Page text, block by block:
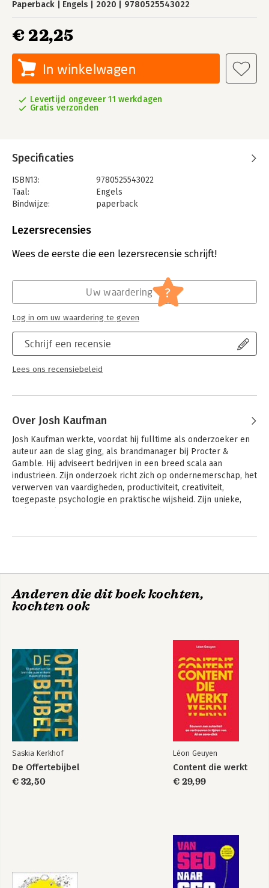
Paperback Engels 2020 9780525543022
€ 22,25
In winkelwagen
Levertijd ongeveer 11 werkdagen
Gratis verzonden
Specificaties
ISBN13:
9780525543022
Taal:
Engels
Bindwijze:
paperback
Uitgever:
Lezersrecensies
Wees de eerste die een lezersrecensie schrijft!
Schrijf een recensie
Lees ons recensiebeleid
Uw waardering ?
Log in om uw waardering te geven
Over Josh Kaufman
Josh Kaufman werkte, voordat hij fulltime als onderzoeker en
auteur aan de slag ging, als brandmanager bij Procter &
Gamble. Hij adviseert bedrijven in een breed scala aan
industrieën. Zijn onderzoek richt zich op ondernemerschap, het
verwerven van vaardigheden, productiviteit, creativiteit,
toegepaste psychologie en praktische wijsheid. Zijn unieke,
op hun eigen voorwaarden te leren.
Andere boeken door Josh Kaufman
De persoonlijke
MBA
Bekijk alle boeken
Anderen die dit boek kochten,
kochten ook
Saskia Kerkhof
De Offertebijbel
€ 32,50
Léon Geuyen
Content die werkt
€ 29,99